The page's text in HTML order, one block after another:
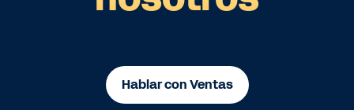
Hablar con Ventas